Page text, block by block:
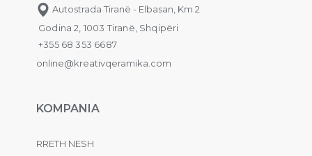
Autostrada Tiranë - Elbasan, Km 2
Godina 2, 1003 Tiranë, Shqipëri
+355 68 353 6687
online@kreativqeramika.com
KOMPANIA
RRETH NESH